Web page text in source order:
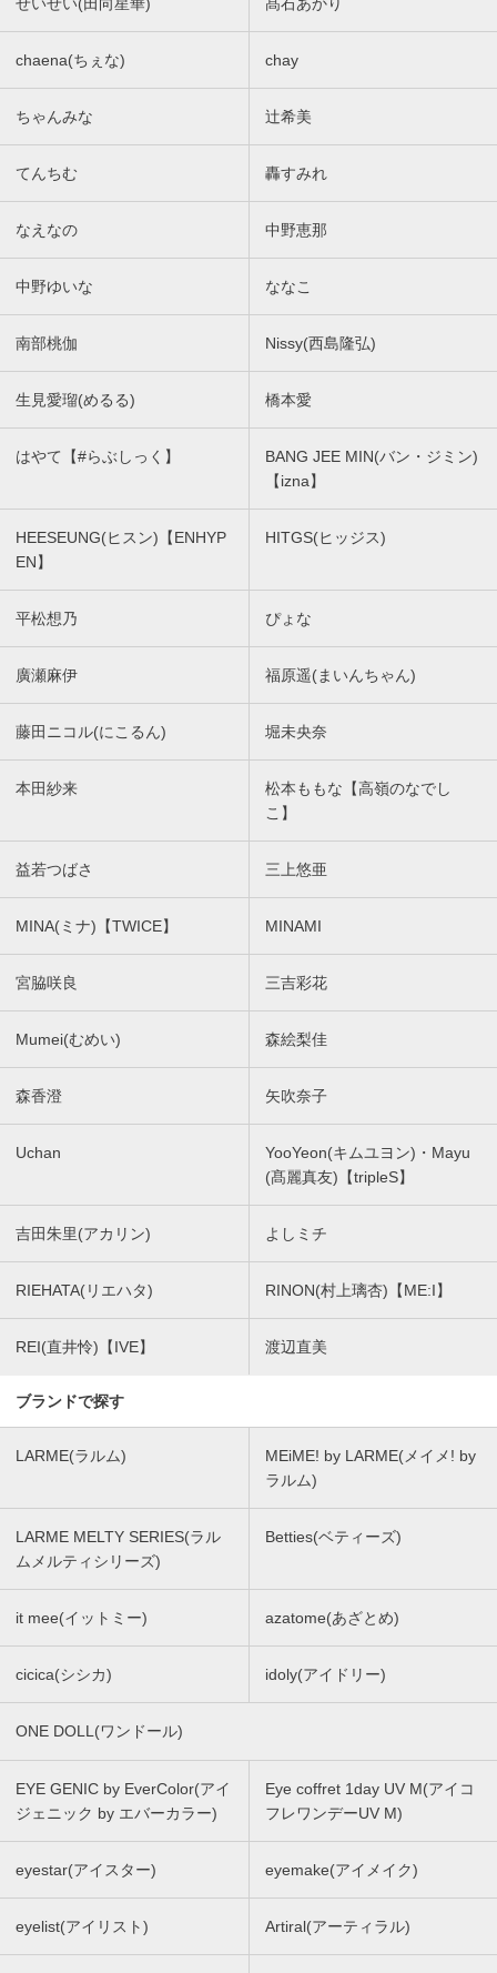
せいせい(田向星華) 髙石あかり
chaena(ちぇな) chay
ちゃんみな 辻希美
てんちむ 轟すみれ
なえなの 中野恵那
中野ゆいな ななこ
南部桃伽 Nissy(西島隆弘)
生見愛瑠(めるる) 橋本愛
はやて【#らぶしっく】
BANG JEE MIN(バン・ジミン)
【izna】
HEESEUNG(ヒスン)【ENHYP
EN】
HITGS(ヒッジス)
平松想乃 ぴょな
廣瀬麻伊 福原遥(まいんちゃん)
藤田ニコル(にこるん) 堀未央奈
本田紗来
松本ももな【高嶺のなでし
こ】
益若つばさ 三上悠亜
MINA(ミナ)【TWICE】 MINAMI
宮脇咲良 三吉彩花
Mumei(むめい) 森絵梨佳
森香澄 矢吹奈子
Uchan
YooYeon(キムユヨン)・Mayu
(髙麗真友)【tripleS】
吉田朱里(アカリン) よしミチ
RIEHATA(リエハタ) RINON(村上璃杏)【ME:I】
REI(直井怜)【IVE】 渡辺直美
ブランドで探す
LARME(ラルム)
MEiME! by LARME(メイメ! by
ラルム)
LARME MELTY SERIES(ラル
ムメルティシリーズ)
Betties(ベティーズ)
it mee(イットミー) azatome(あざとめ)
cicica(シシカ) idoly(アイドリー)
ONE DOLL(ワンドール)
EYE GENIC by EverColor(アイ
ジェニック by エバーカラー)
Eye coffret 1day UV M(アイコ
フレワンデーUV M)
eyestar(アイスター) eyemake(アイメイク)
eyelist(アイリスト) Artiral(アーティラル)